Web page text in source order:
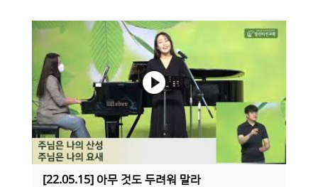
[22.05.15] 아무 것도 두려워 말라